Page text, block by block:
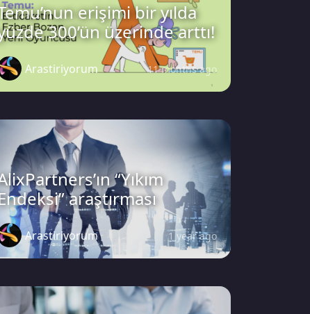
erişimi bir yılda
300’ün üzerinde arttı!
Arastiriyorum 11 months ago
“Yıkım
araştırması
Arastiriyorum 1 year ago